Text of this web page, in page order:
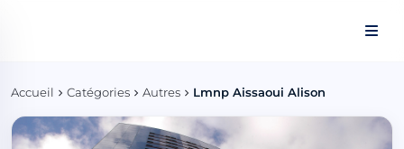
Accueil Catégories Autres Lmnp Aissaoui Alison